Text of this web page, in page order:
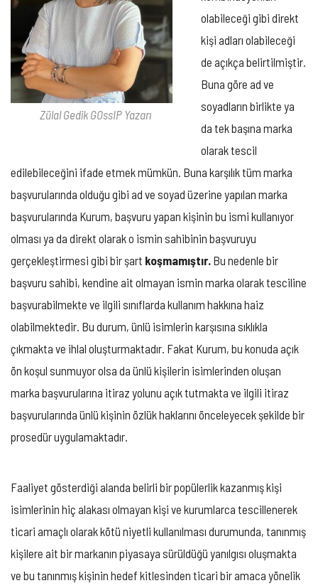
Zülal Gedik GOssIP Yazarı
olabileceği gibi direkt
kişi adları olabileceği
de açıkça belirtilmiştir.
Buna göre ad ve
soyadların birlikte ya
da tek başına marka
olarak tescil
edilebileceğini ifade etmek mümkün. Buna karşılık tüm marka
başvurularında olduğu gibi ad ve soyad üzerine yapılan marka
başvurularında Kurum, başvuru yapan kişinin bu ismi kullanıyor
olması ya da direkt olarak o ismin sahibinin başvuruyu
gerçekleştirmesi gibi bir şart koşmamıştır. Bu nedenle bir
başvuru sahibi, kendine ait olmayan ismin marka olarak tesciline
başvurabilmekte ve ilgili sınıflarda kullanım hakkına haiz
olabilmektedir. Bu durum, ünlü isimlerin karşısına sıklıkla
çıkmakta ve ihlal oluşturmaktadır. Fakat Kurum, bu konuda açık
ön koşul sunmuyor olsa da ünlü kişilerin isimlerinden oluşan
marka başvurularına itiraz yolunu açık tutmakta ve ilgili itiraz
başvurularında ünlü kişinin özlük haklarını önceleyecek şekilde bir
prosedür uygulamaktadır.
Faaliyet gösterdiği alanda belirli bir popülerlik kazanmış kişi
isimlerinin hiç alakası olmayan kişi ve kurumlarca tescillenerek
ticari amaçlı olarak kötü niyetli kullanılması durumunda, tanınmış
kişilere ait bir markanın piyasaya sürüldüğü yanılgısı oluşmakta
ve bu tanınmış kişinin hedef kitlesinden ticari bir amaca yönelik